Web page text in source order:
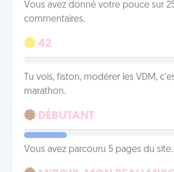
Vous avez donné votre pouce sur
commentaires.
42
Tu vois, fiston, modérer les VDM,
marathon.
DÉBUTANT
Vous avez parcouru 5 pages du